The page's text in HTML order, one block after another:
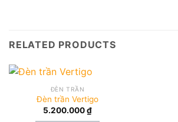
RELATED PRODUCTS
ĐÈN TRẦN
Đèn trần Vertigo
5.200.000₫